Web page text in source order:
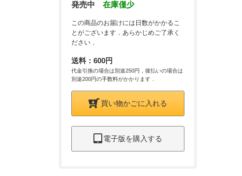
発売中 在庫僅少
この商品のお届けには日数がかかるこ
とがございます．あらかじめご了承く
ださい．
送料：600円
代金引換の場合は別途250円，後払いの場合は
別途200円の手数料がかかります．
買い物かごに入れる
電子版を購入する